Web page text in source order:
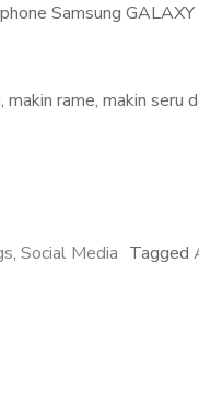
Samsung
rame, makin seru
, Social Media Tagged